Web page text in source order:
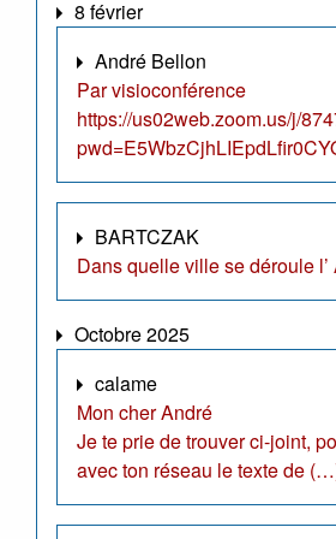
8 février
André Bellon
Par visioconférence
https://us02web.zoom.us/j/
BARTCZAK
Dans quelle ville se déroule l’
Octobre 2025
calame
Mon cher André
Je te prie de trouver ci-joint,
avec ton réseau le texte de